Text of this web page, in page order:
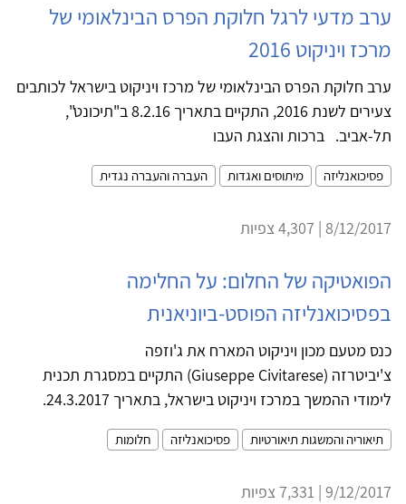
ערב מדעי לרגל חלוקת הפרס הבינלאומי של
מרכז ויניקוט 2016
ערב חלוקת הפרס הבינלאומי של מרכז ויניקוט בישראל לכותבים
צעירים לשנת 2016, התקיים בתאריך 8.2.16 ב"תיכונט",
תל-אביב. ברכות והצגת העבו
פסיכואנליזה מיתוסים ואגדות העברה והעברה נגדית
8/12/2017 | 4,307 צפיות
הפואטיקה של החלום: על החלימה
בפסיכואנליזה הפוסט-ביוניאנית
כנס מטעם מכון ויניקוט המארח את ג'וזפה
צ'יביטרזה (Giuseppe Civitarese) התקיים במסגרת תכנית
לימודי ההמשך במרכז ויניקוט בישראל, בתאריך 24.3.2017.
תיאוריה והמשגות תיאורטיות פסיכואנליזה חלומות
9/12/2017 | 7,331 צפיות